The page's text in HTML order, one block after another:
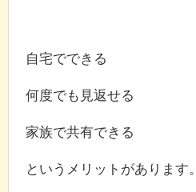
自宅でできる
何度でも見返せる
家族で共有できる
というメリットがあります。